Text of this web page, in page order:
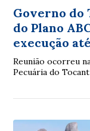
Governo do
do Plano
execução
Reunião ocorreu
Pecuária do